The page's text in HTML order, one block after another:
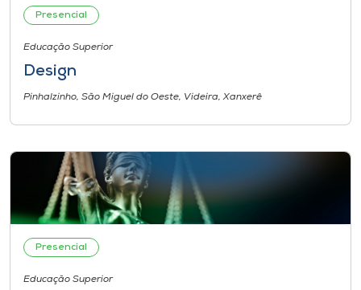
Presencial
Educação Superior
Design
Pinhalzinho, São Miguel do Oeste, Videira, Xanxerê
Presencial
Educação Superior